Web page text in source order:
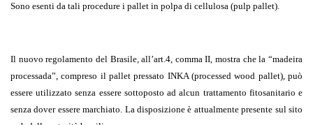
Sono esenti da tali procedure i pallet in polpa di cellulosa (pulp pallet).
Il nuovo regolamento del Brasile, all’art.4, comma II, mostra che la “madeira
processada”, compreso il pallet pressato INKA (processed wood pallet), può
essere utilizzato senza essere sottoposto ad alcun trattamento fitosanitario e
senza dover essere marchiato. La disposizione è attualmente presente sul sito